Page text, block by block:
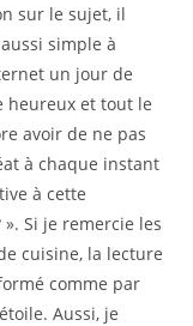
sur le sujet, il
simple à
un jour de
heureux et tout le
avoir de ne pas
à chaque instant
à cette
Si je remercie les
cuisine, la lecture
comme par
Aussi, je